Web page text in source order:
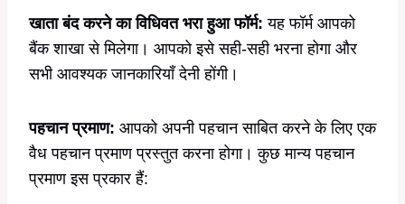
खाता बंद करने का विधिवत भरा हुआ फॉर्म: यह फॉर्म आपको
बैंक शाखा से मिलेगा। आपको इसे सही-सही भरना होगा और
सभी आवश्यक जानकारियाँ देनी होंगी।
पहचान प्रमाण: आपको अपनी पहचान साबित करने के लिए एक
वैध पहचान प्रमाण प्रस्तुत करना होगा। कुछ मान्य पहचान
प्रमाण इस प्रकार हैं: